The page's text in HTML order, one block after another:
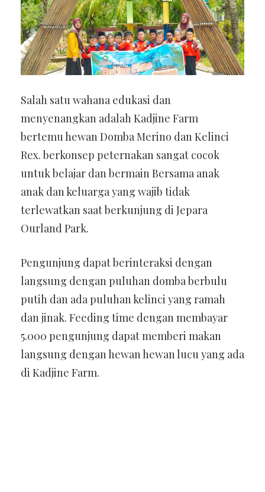
Salah satu wahana edukasi dan
menyenangkan adalah Kadjine Farm
bertemu hewan Domba Merino dan Kelinci
Rex. berkonsep peternakan sangat cocok
untuk belajar dan bermain Bersama anak
anak dan keluarga yang wajib tidak
terlewatkan saat berkunjung di Jepara
Ourland Park.
Pengunjung dapat berinteraksi dengan
langsung dengan puluhan domba berbulu
putih dan ada puluhan kelinci yang ramah
dan jinak. Feeding time dengan membayar
5.000 pengunjung dapat memberi makan
langsung dengan hewan hewan lucu yang ada
di Kadjine Farm.